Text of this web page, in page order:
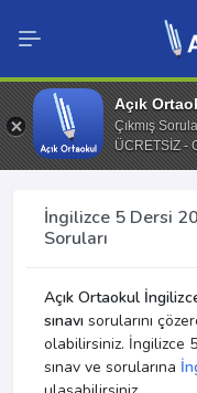
Açık
Çıkmış
ÜCRETSİZ -
İngilizce 5 Dersi
Soruları
Açık Ortaokul
sınavı sorularını
olabilirsiniz. İngilizce
sınav ve sorularına